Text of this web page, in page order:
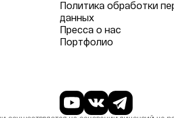
Политика обработки
данных
Пресса о нас
Портфолио